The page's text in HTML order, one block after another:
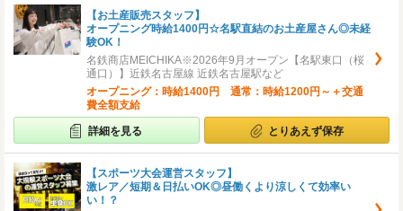
【お土産販売スタッフ】
オープニング時給1400円☆名駅直結のお土産屋さん◎未経
験OK！
名鉄商店MEICHIKA※2026年9月オープン【名駅東口（桜
通口）】近鉄名古屋線 近鉄名古屋駅など
オープニング：時給1400円 通常：時給1200円～＋交通
費全額支給
詳細を見る とりあえず保存
【スポーツ大会運営スタッフ】
激レア／短期＆日払いOK◎昼働くより涼しくて効率い
い！？